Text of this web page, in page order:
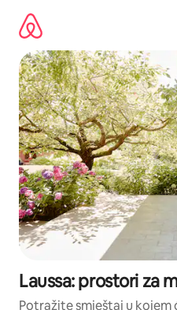
sadržaj
Laussa: prostori za
Potražite smještaj u